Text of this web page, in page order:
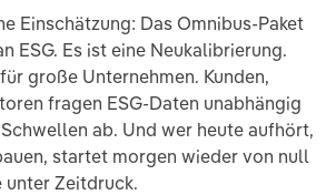
Einschätzung: Das Omnibus-Paket
ESG. Es ist eine Neukalibrierung.
große Unternehmen. Kunden,
fragen ESG-Daten unabhängig
ab. Und wer heute aufhört,
startet morgen wieder von null
Zeitdruck.